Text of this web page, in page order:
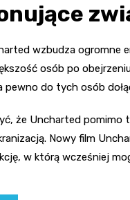
wzbudza ogromne
osób po
pewno do tych osób
że Uncharted pomimo
Nowy film
w którą wcześniej